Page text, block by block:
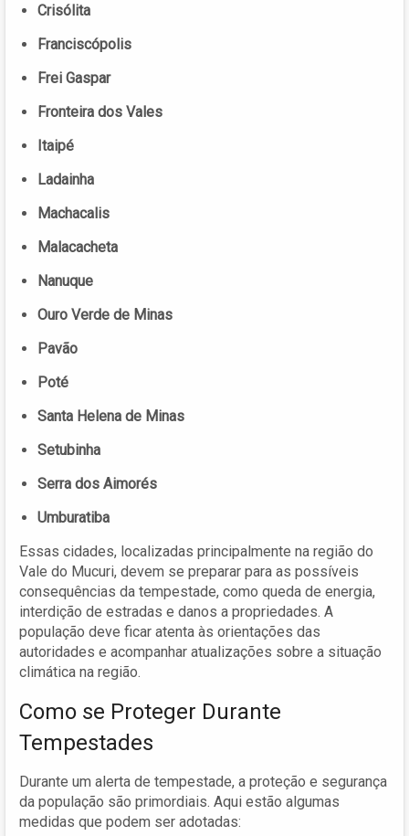
Crisólita
Franciscópolis
Frei Gaspar
Fronteira dos Vales
Itaipé
Ladainha
Machacalis
Malacacheta
Nanuque
Ouro Verde de Minas
Pavão
Poté
Santa Helena de Minas
Setubinha
Serra dos Aimorés
Umburatiba
Essas cidades, localizadas principalmente na região do
Vale do Mucuri, devem se preparar para as possíveis
consequências da tempestade, como queda de energia,
interdição de estradas e danos a propriedades. A
população deve ficar atenta às orientações das
autoridades e acompanhar atualizações sobre a situação
climática na região.
Como se Proteger Durante
Tempestades
Durante um alerta de tempestade, a proteção e segurança
da população são primordiais. Aqui estão algumas
medidas que podem ser adotadas: